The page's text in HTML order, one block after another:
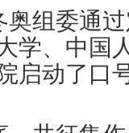
奥组委通
学、中国
启动了口